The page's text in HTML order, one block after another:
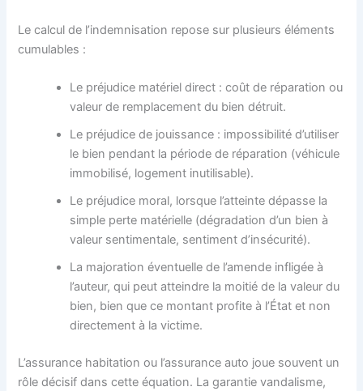
Le calcul de l’indemnisation repose sur plusieurs éléments
cumulables :
Le préjudice matériel direct : coût de réparation ou
valeur de remplacement du bien détruit.
Le préjudice de jouissance : impossibilité d’utiliser
le bien pendant la période de réparation (véhicule
immobilisé, logement inutilisable).
Le préjudice moral, lorsque l’atteinte dépasse la
simple perte matérielle (dégradation d’un bien à
valeur sentimentale, sentiment d’insécurité).
La majoration éventuelle de l’amende infligée à
l’auteur, qui peut atteindre la moitié de la valeur du
bien, bien que ce montant profite à l’État et non
directement à la victime.
L’assurance habitation ou l’assurance auto joue souvent un
rôle décisif dans cette équation. La garantie vandalisme,